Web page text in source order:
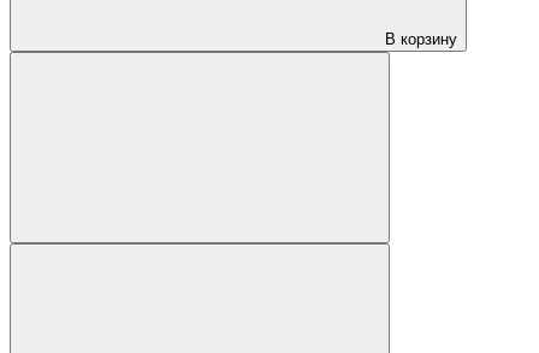
В корзину